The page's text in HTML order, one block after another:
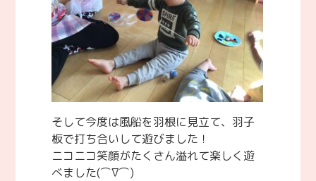
そして今度は風船を羽根に見立て、羽子
板で打ち合いして遊びました！
ニコニコ笑顔がたくさん溢れて楽しく遊
べました(⌒∇⌒)